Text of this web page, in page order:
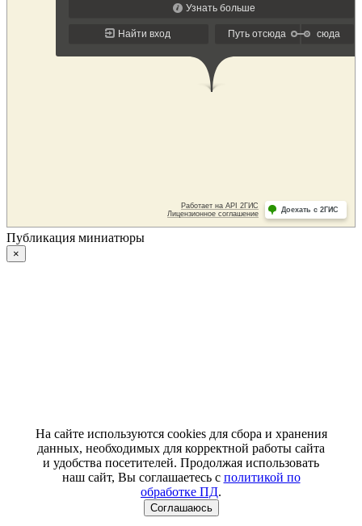
Публикация миниатюры
×
На сайте используются cookies для сбора и хранения
данных, необходимых для корректной работы сайта
и удобства посетителей. Продолжая использовать
наш сайт, Вы соглашаетесь с политикой по
обработке ПД.
Соглашаюсь